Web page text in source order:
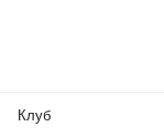
Клуб